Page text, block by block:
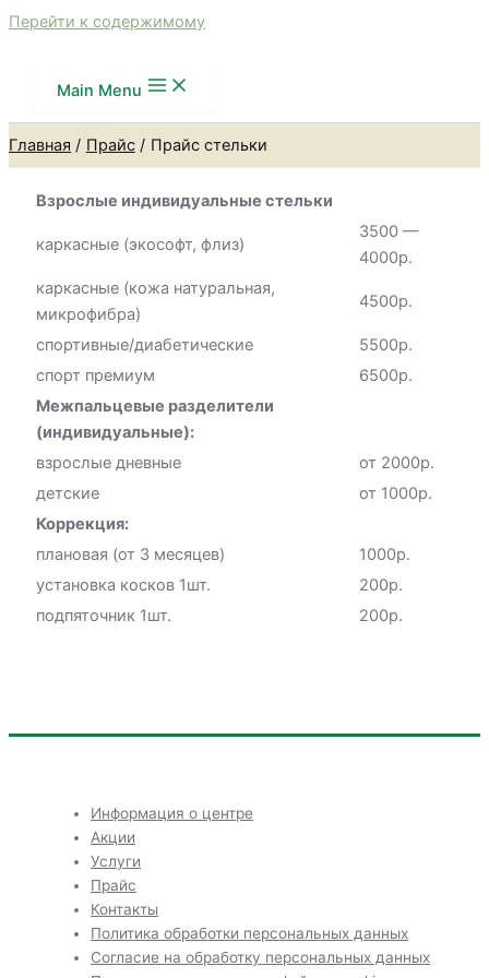
Перейти к содержимому
Main Menu
Главная Прайс Прайс стельки
Взрослые индивидуальные стельки
каркасные (экософт, флиз)
3500 —
4000р.
каркасные (кожа натуральная,
микрофибра)
4500р.
спортивные/диабетические
5500р.
спорт премиум
6500р.
Межпальцевые разделители
(индивидуальные):
взрослые дневные
от 2000р.
детские
от 1000р.
Коррекция:
плановая (от 3 месяцев)
1000р.
установка косков 1шт.
200р.
подпяточник 1шт.
200р.
Информация о центре
Акции
Услуги
Прайс
Контакты
Политика обработки персональных данных
Согласие на обработку персональных данных